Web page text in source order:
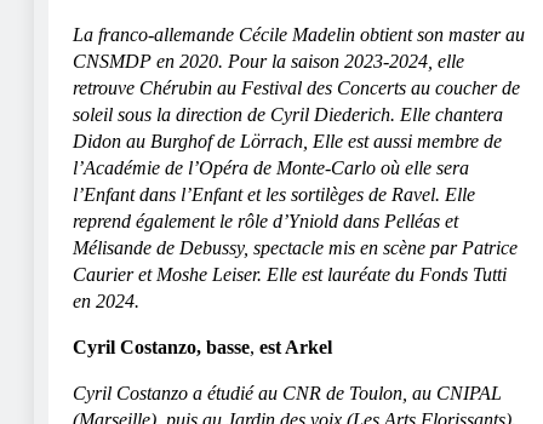
La franco-allemande Cécile Madelin obtient son master au
CNSMDP en 2020. Pour la saison 2023-2024, elle
retrouve Chérubin au Festival des Concerts au coucher de
soleil sous la direction de Cyril Diederich. Elle chantera
Didon au Burghof de Lörrach, Elle est aussi membre de
l’Académie de l’Opéra de Monte-Carlo où elle sera
l’Enfant dans l’Enfant et les sortilèges de Ravel. Elle
reprend également le rôle d’Yniold dans Pelléas et
Mélisande de Debussy, spectacle mis en scène par Patrice
Caurier et Moshe Leiser. Elle est lauréate du Fonds Tutti
en 2024.
Cyril Costanzo, basse, est Arkel
Cyril Costanzo a étudié au CNR de Toulon, au CNIPAL
(Marseille), puis au Jardin des voix (Les Arts Florissants).